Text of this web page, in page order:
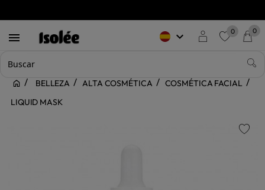
 keyboard_arrow_down 0 0
BELLEZA ALTA COSMÉTICA
COSMÉTICA FACIAL
LIQUID MASK